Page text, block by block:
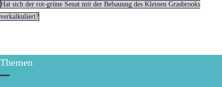
Hat sich der rot-grüne Senat mit der Bebauung des Kleinen Grasbrooks
verkalkuliert?
Themen